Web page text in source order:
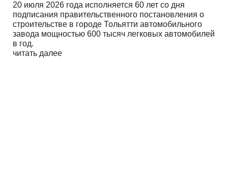
20 июля 2026 года исполняется 60 лет со дня
подписания правительственного постановления о
строительстве в городе Тольятти автомобильного
завода мощностью 600 тысяч легковых автомобилей
в год.
читать далее